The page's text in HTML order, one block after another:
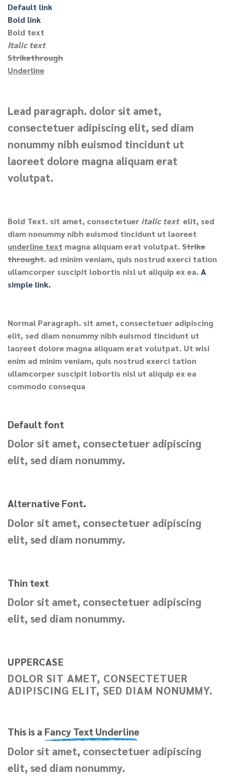
Default link
Bold link
Bold text
Italic text
Strikethrough
Underline
Lead paragraph. dolor sit amet,
consectetuer adipiscing elit, sed diam
nonummy nibh euismod tincidunt ut
laoreet dolore magna aliquam erat
volutpat.
Bold Text. sit amet, consectetuer italic text elit, sed
diam nonummy nibh euismod tincidunt ut laoreet
underline text magna aliquam erat volutpat. Strike
throught. ad minim veniam, quis nostrud exerci tation
ullamcorper suscipit lobortis nisl ut aliquip ex ea. A
simple link.
Normal Paragraph. sit amet, consectetuer adipiscing
elit, sed diam nonummy nibh euismod tincidunt ut
laoreet dolore magna aliquam erat volutpat. Ut wisi
enim ad minim veniam, quis nostrud exerci tation
ullamcorper suscipit lobortis nisl ut aliquip ex ea
commodo consequa
Default font
Dolor sit amet, consectetuer adipiscing
elit, sed diam nonummy.
Alternative Font.
Dolor sit amet, consectetuer adipiscing
elit, sed diam nonummy.
Thin text
Dolor sit amet, consectetuer adipiscing
elit, sed diam nonummy.
UPPERCASE
DOLOR SIT AMET, CONSECTETUER
ADIPISCING ELIT, SED DIAM NONUMMY.
This is a Fancy Text Underline
Dolor sit amet, consectetuer adipiscing
elit, sed diam nonummy.